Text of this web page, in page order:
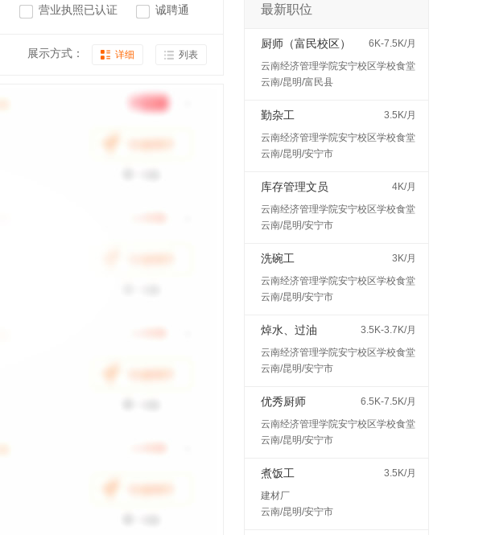
营业执照已认证 诚聘通
展示方式： 详细 列表
最新职位
厨师（富民校区）
6K-7.5K/月
云南经济管理学院安宁校区学校食堂
云南/昆明/富民县
勤杂工
3.5K/月
云南经济管理学院安宁校区学校食堂
云南/昆明/安宁市
库存管理文员
4K/月
云南经济管理学院安宁校区学校食堂
云南/昆明/安宁市
洗碗工
3K/月
云南经济管理学院安宁校区学校食堂
云南/昆明/安宁市
焯水、过油
3.5K-3.7K/月
云南经济管理学院安宁校区学校食堂
云南/昆明/安宁市
优秀厨师
6.5K-7.5K/月
云南经济管理学院安宁校区学校食堂
云南/昆明/安宁市
煮饭工
3.5K/月
建材厂
云南/昆明/安宁市